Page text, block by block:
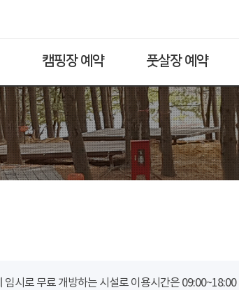
캠핑장 예약 풋살장 예약
시로 무료 개방하는 시설로 이용시간은 09:00~18:00